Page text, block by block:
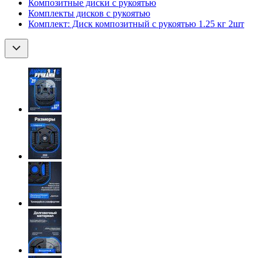
Композитные диски с рукоятью
Комплекты дисков с рукоятью
Комплект: Диск композитный с рукоятью 1.25 кг 2шт